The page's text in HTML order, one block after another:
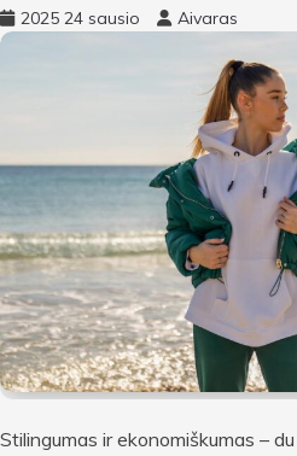
2025 24 sausio Aivaras
Stilingumas ir ekonomiškumas –